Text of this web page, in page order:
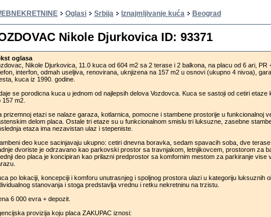
Oglasi Srbija Iznajmljivanje kuća Beograd
Nikole Djurkovica ID: 93371
oglasa
Nikole Djurkovica, 11.0 kuca od 604 m2 sa 2 terase i 2 balkona, na placu od 6 ari, PR
interfon, odmah useljiva, renovirana, uknjizena na 157 m2 u osnovi (ukupno 4 nivoa),
kuca iz 1990. godine.
se porodicna kuca u jednom od najlepsih delova Vozdovca. Kuca se sastoji od cetiri etaze
157 m2.
prizemnoj etazi se nalaze garaza, kotlarnica, pomocne i stambene prostorije u funkcionalnoj
delom placa. Ostale tri etaze su u funkcionalnom smislu tri luksuzne, zasebne
etaza ima nezavistan ulaz i stepeniste.
deo kuce sacinjavaju ukupno: cetiri dnevna boravka, sedam spavacih soba, dve terase
dvoriste je odrzavano kao parkovski prostor sa travnjakom, letnjikovcem, prostorom za
deo placa je koncipiran kao prilazni predprostor sa komfornim mestom za parkiranje vise
po lokaciji, koncepciji i komforu unutrasnjeg i spoljnog prostora ulazi u kategoriju luksuznih
stanovanja i stoga predstavlja vrednu i retku nekretninu na trzistu.
6 000 evra + depozit.
provizija koju placa ZAKUPAC iznosi: